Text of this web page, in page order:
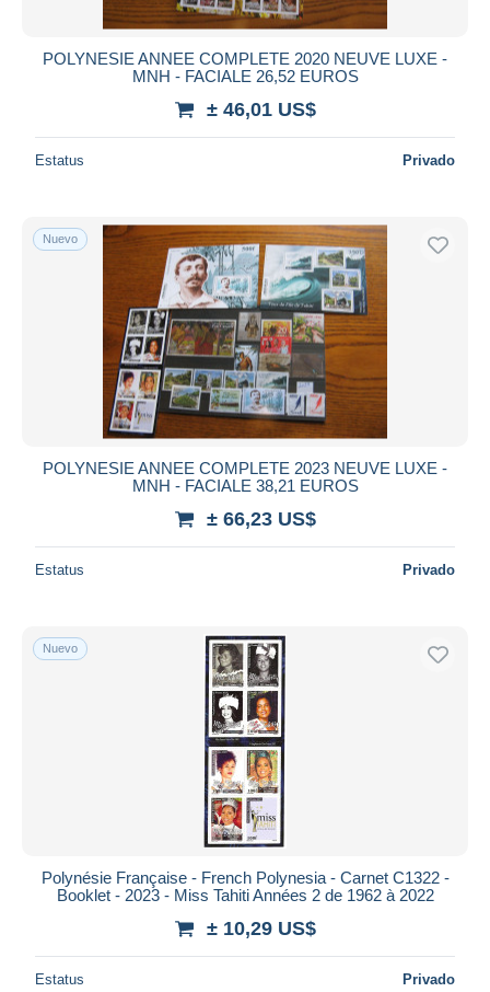
POLYNESIE ANNEE COMPLETE 2020 NEUVE LUXE -
MNH - FACIALE 26,52 EUROS
± 46,01 US$
Estatus Privado
Nuevo
POLYNESIE ANNEE COMPLETE 2023 NEUVE LUXE -
MNH - FACIALE 38,21 EUROS
± 66,23 US$
Estatus Privado
Nuevo
Polynésie Française - French Polynesia - Carnet C1322 -
Booklet - 2023 - Miss Tahiti Années 2 de 1962 à 2022
± 10,29 US$
Estatus Privado